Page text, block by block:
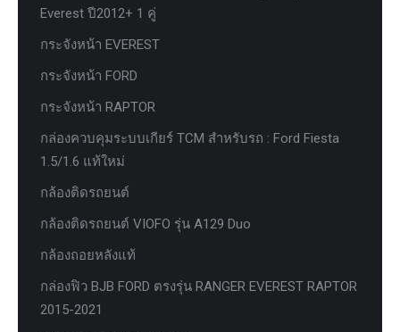
Everest ปี2012+ 1 คู่
กระจังหน้า EVEREST
กระจังหน้า FORD
กระจังหน้า RAPTOR
กล่องควบคุมระบบเกียร์ TCM สำหรับรถ : Ford Fiesta
1.5/1.6 แท้ใหม่
กล้องติดรถยนต์
กล้องติดรถยนต์ VIOFO รุ่น A129 Duo
กล้องถอยหลังแท้
กล่องฟิว BJB FORD ตรงรุ่น RANGER EVEREST RAPTOR
2015-2021